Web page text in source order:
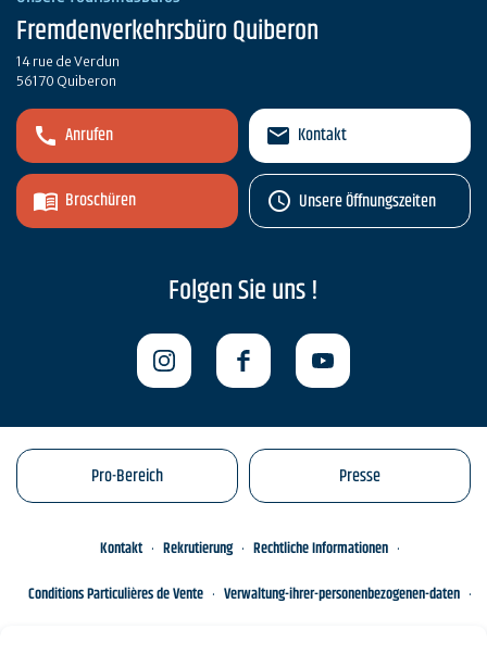
Fremdenverkehrsbüro Quiberon
14 rue de Verdun
56170 Quiberon
Anrufen
Broschüren
Kontakt
Unsere Öffnungszeiten
Folgen Sie uns !
Pro-Bereich Presse
Kontakt Rekrutierung
Rechtliche Informationen
Conditions Particulières de Vente
Verwaltung-ihrer-personenbezogenen-daten